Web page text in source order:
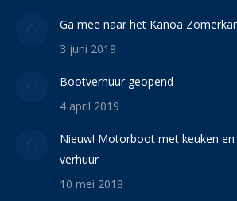
Ga mee naar het Kanoa
3 juni 2019
Bootverhuur geopend
4 april 2019
Nieuw! Motorboot met keuken en
verhuur
10 mei 2018